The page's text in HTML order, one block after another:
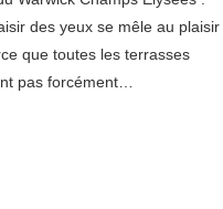
des yeux se mêle au plaisir
que toutes les terrasses
pas forcément…